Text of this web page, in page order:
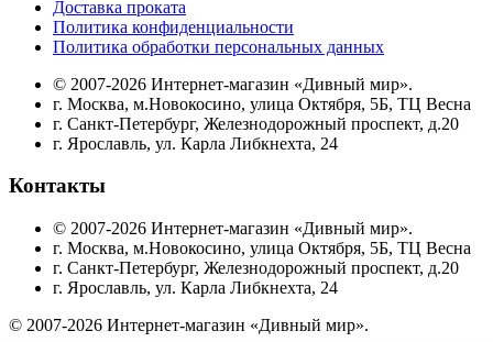
Доставка проката
Политика конфиденциальности
Политика обработки персональных данных
© 2007-2026 Интернет-магазин «Дивный мир».
г. Москва, м.Новокосино, улица Октября, 5Б, ТЦ Весна
г. Санкт-Петербург, Железнодорожный проспект, д.20
г. Ярославль, ул. Карла Либкнехта, 24
Контакты
© 2007-2026 Интернет-магазин «Дивный мир».
г. Москва, м.Новокосино, улица Октября, 5Б, ТЦ Весна
г. Санкт-Петербург, Железнодорожный проспект, д.20
г. Ярославль, ул. Карла Либкнехта, 24
© 2007-2026 Интернет-магазин «Дивный мир».